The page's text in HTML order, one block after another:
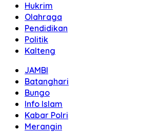
Hukrim
Olahraga
Pendidikan
Politik
Kalteng
JAMBI
Batanghari
Bungo
Info Islam
Kabar Polri
Merangin